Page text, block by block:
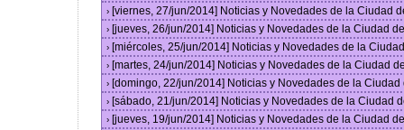
› [viernes, 27/jun/2014] Noticias y Novedades de la Ciudad
› [jueves, 26/jun/2014] Noticias y Novedades de la Ciudad
› [miércoles, 25/jun/2014] Noticias y Novedades de la
› [martes, 24/jun/2014] Noticias y Novedades de la Ciudad
› [domingo, 22/jun/2014] Noticias y Novedades de la
› [sábado, 21/jun/2014] Noticias y Novedades de la Ciudad
› [jueves, 19/jun/2014] Noticias y Novedades de la Ciudad